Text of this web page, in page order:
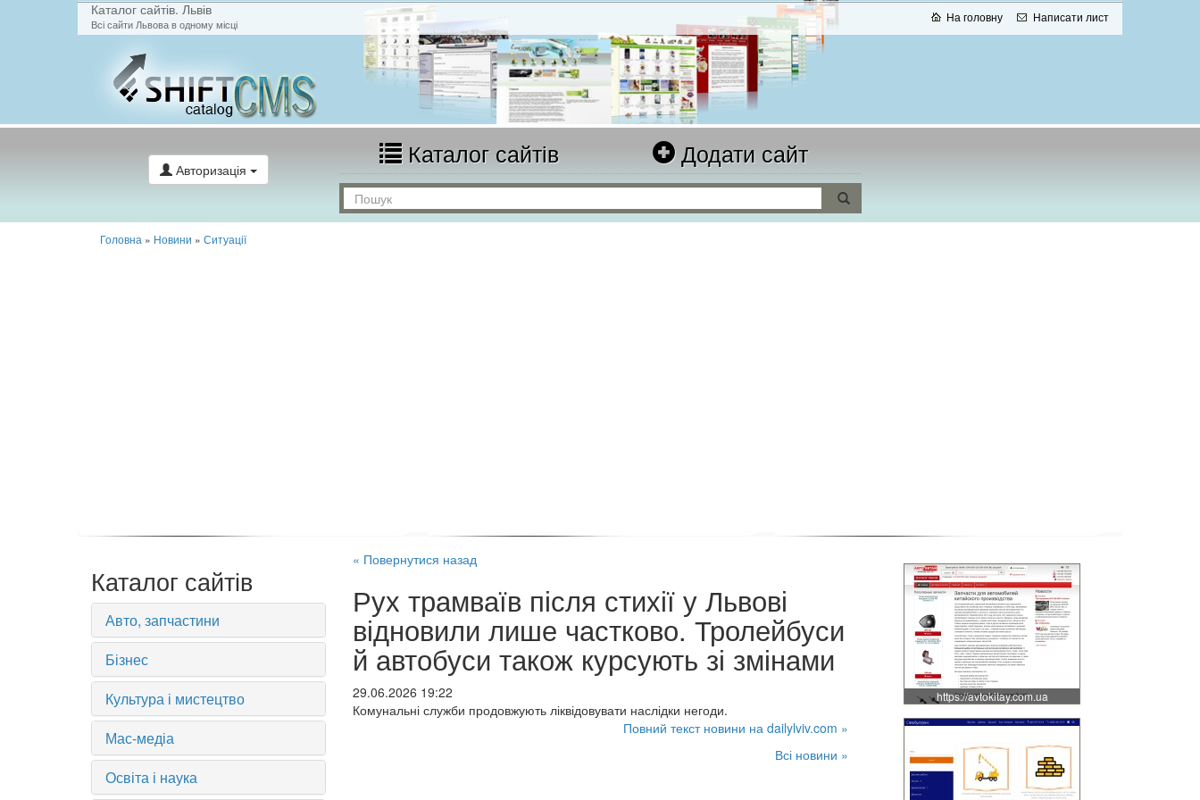
Каталог сайтів. Львів
Всі сайти Львова в одному місці На головну Написати лист
Авторизація
Каталог сайтів Додати сайт
Головна » Новини » Ситуації
Каталог сайтів
Авто, запчастини
Бізнес
Культура і мистецтво
Мас-медіа
Освіта і наука
« Повернутися назад
Рух трамваїв після стихії у Львові
відновили лише частково. Тролейбуси
й автобуси також курсують зі змінами
29.06.2026 19:22
Комунальні служби продовжують ліквідовувати наслідки негоди.
Повний текст новини на dailylviv.com »
Всі новини »
https://avtokitay.com.ua